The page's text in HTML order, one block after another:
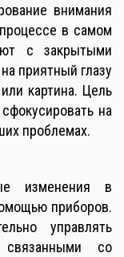
внимания
в самом
с закрытыми
приятный глазу
картина. Цель
на
проблемах.
изменения в
приборов.
управлять
со